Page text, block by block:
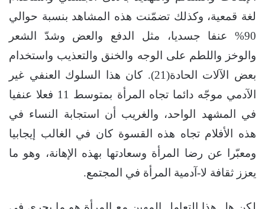
لغة قمعية، وكذلك تضمّنت هذه المشاهد بنسبة حوالي
90% عنفا جسديا، مثل الدفع والعض وشدّ الشعر
والوخز واللطم على الوجه والخنق والتعذيب واستخدام
بعض الآلات الحادة(21). كان هذا السلوك العنفي غير
الآدمي موجّه دائما تجاه المرأة بمتوسط 11 فعلا عنفيا
في المشهد الواحد، والغريب أن استجابة النساء في
هذه الأفلام تجاه هذه القسوة كان في الغالب إيجابيا
ومعبّرا عن رضا المرأة وسعادتها بهذه الإهانة، وهو ما
يعزز ثقافة لا-آدمية المرأة في المجتمع.